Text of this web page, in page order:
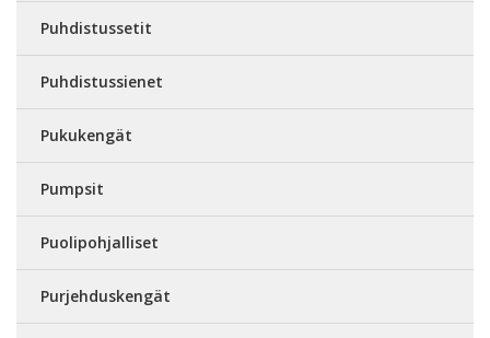
Puhdistussetit
Puhdistussienet
Pukukengät
Pumpsit
Puolipohjalliset
Purjehduskengät